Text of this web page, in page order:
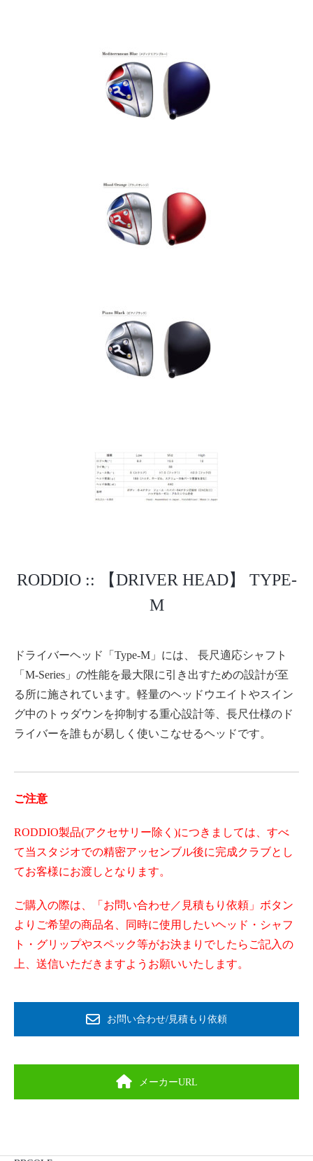
RODDIO :: 【DRIVER HEAD】 TYPE-
M
ドライバーヘッド「Type-M」には、 長尺適応シャフト
「M-Series」の性能を最大限に引き出すための設計が至
る所に施されています。軽量のヘッドウエイトやスイン
グ中のトゥダウンを抑制する重心設計等、長尺仕様のド
ライバーを誰もが易しく使いこなせるヘッドです。
ご注意
RODDIO製品(アクセサリー除く)につきましては、すべ
て当スタジオでの精密アッセンブル後に完成クラブとし
てお客様にお渡しとなります。
ご購入の際は、「お問い合わせ／見積もり依頼」ボタン
よりご希望の商品名、同時に使用したいヘッド・シャフ
ト・グリップやスペック等がお決まりでしたらご記入の
上、送信いただきますようお願いいたします。
お問い合わせ/見積もり依頼
メーカーURL